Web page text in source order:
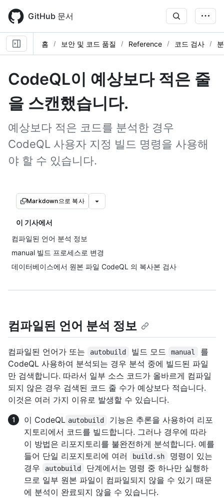
main
content
GitHub 문서
홈 보안 및 코드 품질 Reference 코드 검사
CodeQL이 예상보다 적은 줄
을 스캔했습니다.
예상보다 적은 코드를 분석한 경우
CodeQL 사용자 지정 빌드 명령을 사용해
야 할 수 있습니다.
Markdown으로 복사
이 기사에서
컴파일된 언어 분석 정보
manual 빌드 프로세스로 변경
데이터베이스에서 원본 파일 CodeQL 의 복사본 검사
컴파일된 언어 분석 정보
컴파일된 언어가 또는 autobuild 빌드 모드 manual
를
CodeQL 사용하여 분석되는 경우 분석 중에 빌드된 파일
만 검색합니다. 따라서 일부 소스 코드가 올바르게 컴파일
되지 않은 경우 검색된 코드 줄 수가 예상보다 적습니다.
이것은 여러 가지 이유로 발생할 수 있습니다.
이 CodeQL autobuild
기능은 추론을 사용하여 리포
지토리에서 코드를 빌드합니다. 그러나 경우에 따라
이 방법은 리포지토리를 불완전하게 분석합니다. 예를
들어 단일 리포지토리에 여러
build.sh
명령이 있는
경우
autobuild
단계에서는 명령 중 하나만 실행하
므로 일부 원본 파일이 컴파일되지 않을 수 있기 때문
에 분석이 완료되지 않을 수 있습니다.